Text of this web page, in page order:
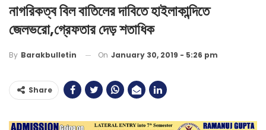
নাগরিকত্ব বিল বাতিলের দাবিতে হাইলাকান্দিতে
জেলভরো,গ্রেফতার দেড় শতাধিক
By Barakbulletin On January 30, 2019 - 5:26 pm
Share